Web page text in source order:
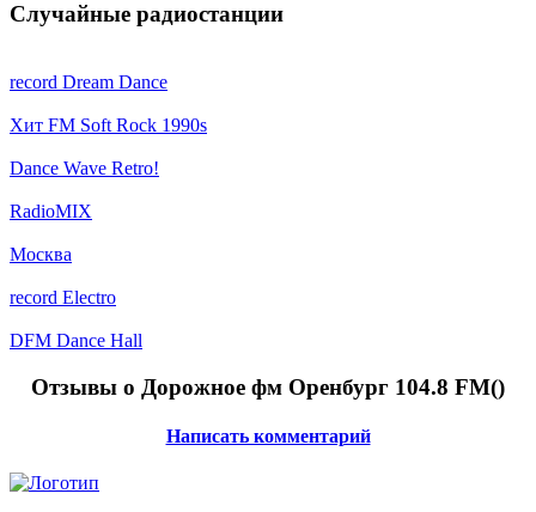
Случайные радиостанции
record Dream Dance
Хит FM Soft Rock 1990s
Dance Wave Retro!
RadioMIX
Москва
record Electro
DFM Dance Hall
Отзывы о Дорожное фм Оренбург 104.8 FM()
Написать комментарий